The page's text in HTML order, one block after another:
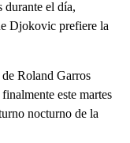
durante el día,
Djokovic prefiere la
Roland Garros
este martes
nocturno de la